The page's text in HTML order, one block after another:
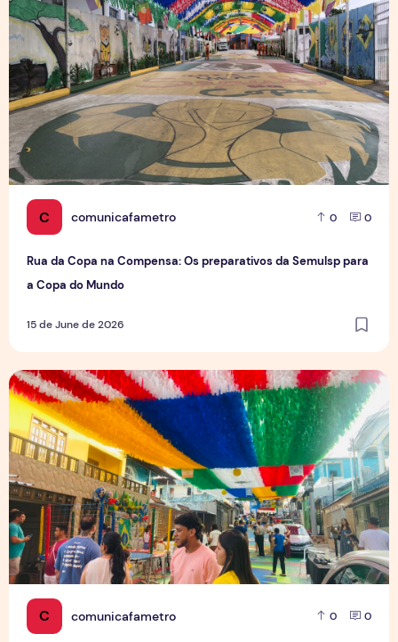
C comunicafametro 0 0
Rua da Copa na Compensa: Os preparativos da Semulsp para
a Copa do Mundo
15 de June de 2026
C comunicafametro 0 0
O povo brasileiro e o futebol: identidade, paixão e